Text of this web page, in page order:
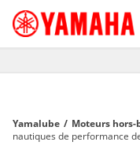
SUR TOUTES
Yamalube / Moteurs hors-
nautiques de performance